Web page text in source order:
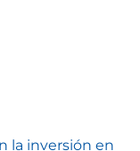
la inversión en